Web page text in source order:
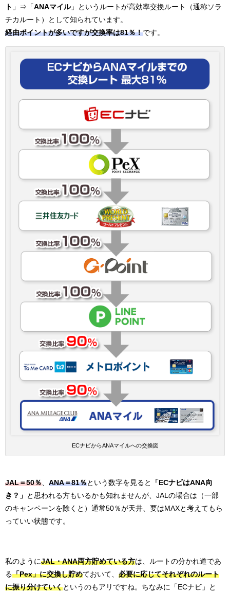
ト 」⇒「 ANAマイル」というルートが高効率交換ルート（通称ソラ
チカルート）として知られています。
経由ポイントが多いですが交換率は81％！です。
ECナビからANAマイルへの交換図
JAL＝50％ ANA＝81％という数字を見ると
「ECナビはANA向
き？」
と思われる方もいるかも知れませんが、JALの場合は（一部
のキャンペーンを除くと）通常50％が天井、要はMAXと考えてもら
っていい状態です。
私のようにJAL・ANA両方貯めている方は、ルートの分かれ道であ
る「Pex」に交換し貯めておいて、 必要に応じてそれぞれのルート
に振り分けていくというのもアリですね。ちなみに「ECナビ」と